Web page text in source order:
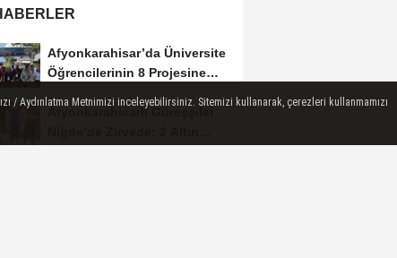
Afyonkarahisar’da Üniversite
Öğrencilerinin 8 Projesine
Afyonkarahisarlı Güreşçiler
/ Aydınlatma Metnimizi inceleyebilirsiniz. Sitemizi kullanarak, çerezleri kullanmamızı